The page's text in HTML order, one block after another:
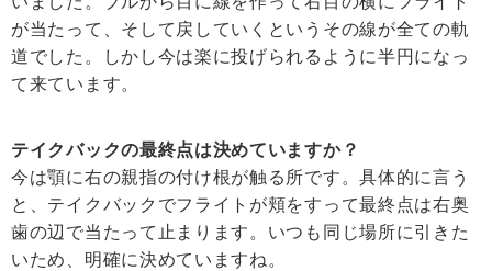
が当たって、そして戻していくというその線が全ての軌
道でした。しかし今は楽に投げられるように半円になっ
て来ています。
テイクバックの最終点は決めていますか？
今は顎に右の親指の付け根が触る所です。具体的に言う
と、テイクバックでフライトが頬をすって最終点は右奥
歯の辺で当たって止まります。いつも同じ場所に引きた
いため、明確に決めていますね。